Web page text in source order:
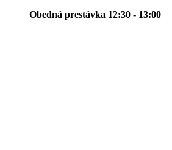
Obedná prestávka 12:30 - 13:00